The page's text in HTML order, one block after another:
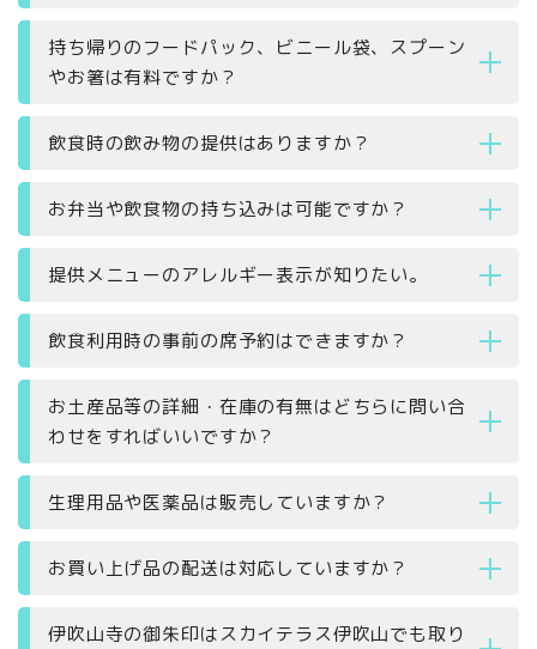
持ち帰りのフードパック、ビニール袋、スプーン
やお箸は有料ですか？
飲食時の飲み物の提供はありますか？
お弁当や飲食物の持ち込みは可能ですか？
提供メニューのアレルギー表示が知りたい。
飲食利用時の事前の席予約はできますか？
お土産品等の詳細・在庫の有無はどちらに問い合
わせをすればいいですか？
生理用品や医薬品は販売していますか？
お買い上げ品の配送は対応していますか？
伊吹山寺の御朱印はスカイテラス伊吹山でも取り